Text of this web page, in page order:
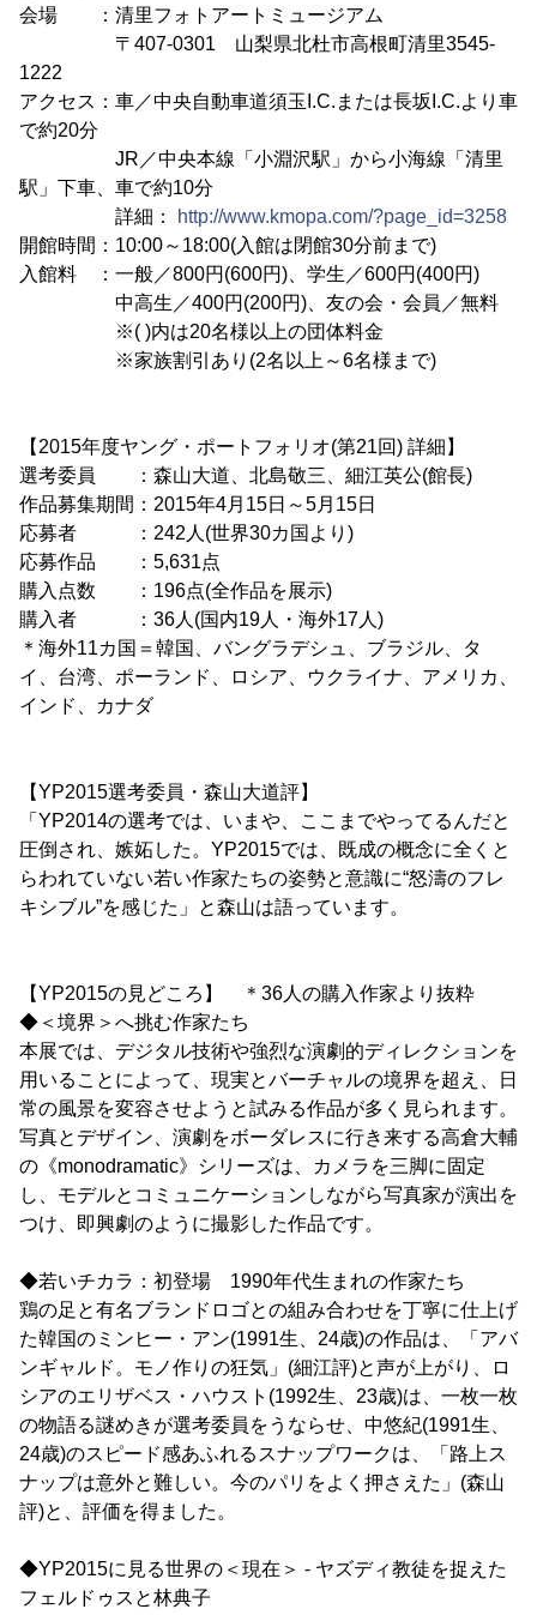
会場 ：清里フォトアートミュージアム
〒407-0301 山梨県北杜市高根町清里3545-
1222
アクセス：車／中央自動車道須玉I.C.または長坂I.C.より車
で約20分
JR／中央本線「小淵沢駅」から小海線「清里
駅」下車、車で約10分
詳細：
http://www.kmopa.com/?page_id=3258
開館時間：10:00～18:00(入館は閉館30分前まで)
入館料 ：一般／800円(600円)、学生／600円(400円)
中高生／400円(200円)、友の会・会員／無料
※( )内は20名様以上の団体料金
※家族割引あり(2名以上～6名様まで)
【2015年度ヤング・ポートフォリオ(第21回) 詳細】
選考委員 ：森山大道、北島敬三、細江英公(館長)
作品募集期間：2015年4月15日～5月15日
応募者 ：242人(世界30カ国より)
応募作品 ：5,631点
購入点数 ：196点(全作品を展示)
購入者 ：36人(国内19人・海外17人)
＊海外11カ国＝韓国、バングラデシュ、ブラジル、タ
イ、台湾、ポーランド、ロシア、ウクライナ、アメリカ、
インド、カナダ
【YP2015選考委員・森山大道評】
「YP2014の選考では、いまや、ここまでやってるんだと
圧倒され、嫉妬した。YP2015では、既成の概念に全くと
らわれていない若い作家たちの姿勢と意識に“怒濤のフレ
キシブル”を感じた」と森山は語っています。
【YP2015の見どころ】 ＊36人の購入作家より抜粋
◆＜境界＞へ挑む作家たち
本展では、デジタル技術や強烈な演劇的ディレクションを
用いることによって、現実とバーチャルの境界を超え、日
常の風景を変容させようと試みる作品が多く見られます。
写真とデザイン、演劇をボーダレスに行き来する高倉大輔
の《monodramatic》シリーズは、カメラを三脚に固定
し、モデルとコミュニケーションしながら写真家が演出を
つけ、即興劇のように撮影した作品です。
◆若いチカラ：初登場 1990年代生まれの作家たち
鶏の足と有名ブランドロゴとの組み合わせを丁寧に仕上げ
た韓国のミンヒー・アン(1991生、24歳)の作品は、「アバ
ンギャルド。モノ作りの狂気」(細江評)と声が上がり、ロ
シアのエリザベス・ハウスト(1992生、23歳)は、一枚一枚
の物語る謎めきが選考委員をうならせ、中悠紀(1991生、
24歳)のスピード感あふれるスナップワークは、「路上ス
ナップは意外と難しい。今のパリをよく押さえた」(森山
評)と、評価を得ました。
◆YP2015に見る世界の＜現在＞ - ヤズディ教徒を捉えた
フェルドゥスと林典子